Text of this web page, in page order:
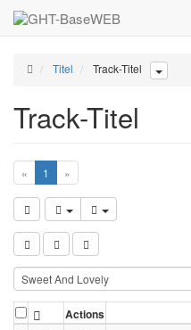
Titel Track-Titel
Track-Titel
« 1 »
Actions